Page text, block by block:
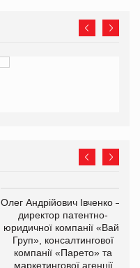
Олег Андрійович Івченко —
директор патентно-
юридичної компанії «Вайз
Груп», консалтингової
компанії «Парето» та
маркетингової агенції